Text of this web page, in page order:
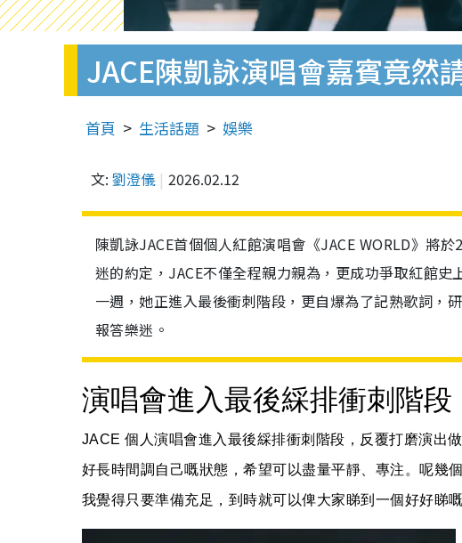
JACE陳凱詠演唱會嘉賓竟然
首頁 生活話題 娛樂
文: 劉澄儀 2026.02.12
陳凱詠JACE首個個人紅館演唱會《JACE WORLD》將
迷的約定，JACE不僅全程親力親為，更成功爭取紅館
一週，她正進入最後衝刺階段，更自爆為了記熟歌詞，
報答樂迷。
演唱會進入最後綵排衝刺階段
JACE 個人演唱會進入最後綵排衝刺階段，反覆打磨演出
好長時間調自己嘅狀態，希望可以盡量平靜、專注。呢幾
我覺得只要準備充足，到時就可以俾大家睇到一個好好睇嘅